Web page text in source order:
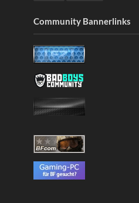
Community Bannerlinks